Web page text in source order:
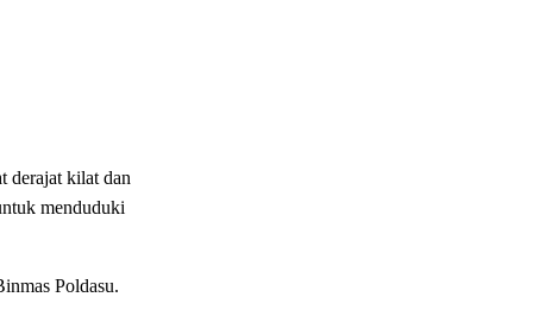
derajat kilat dan
menduduki
Poldasu.